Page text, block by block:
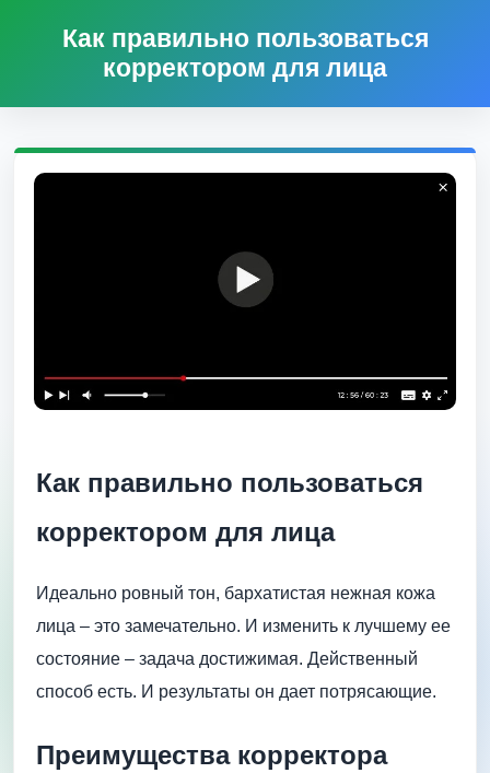
Как правильно пользоваться
корректором для лица
Как правильно пользоваться
корректором для лица
Идеально ровный тон, бархатистая нежная кожа
лица – это замечательно. И изменить к лучшему ее
состояние – задача достижимая. Действенный
способ есть. И результаты он дает потрясающие.
Преимущества корректора